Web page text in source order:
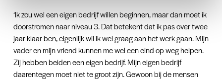
‘Ik zou wel een eigen bedrijf willen beginnen, maar dan moet ik
doorstromen naar niveau 3. Dat betekent dat ik pas over twee
jaar klaar ben, eigenlijk wil ik wel graag aan het werk gaan. Mijn
vader en mijn vriend kunnen me wel een eind op weg helpen.
Zij hebben beiden een eigen bedrijf. Mijn eigen bedrijf
daarentegen moet niet te groot zijn. Gewoon bij de mensen